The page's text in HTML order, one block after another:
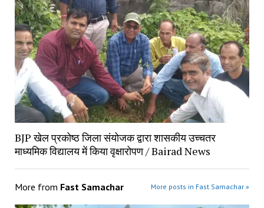
BJP खेल प्रकोष्ठ जिला संयोजक द्वारा शासकीय उच्चतर
माध्यमिक विद्यालय में किया वृक्षारोपण / Bairad News
More from Fast Samachar More posts in Fast Samachar »